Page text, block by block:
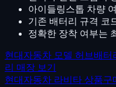
아이들링스톱 차량
기존 배터리 규격 코
정확한 장착 여부는
현대자동차 모델 허브 배터
리 매장 보기
현대자동차 라비타 상품구